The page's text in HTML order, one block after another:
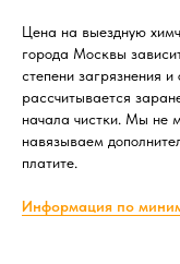
Цена на выездную
города Москвы
степени загрязнения
рассчитывается
начала чистки. Мы не
навязываем
платите.
Информация по